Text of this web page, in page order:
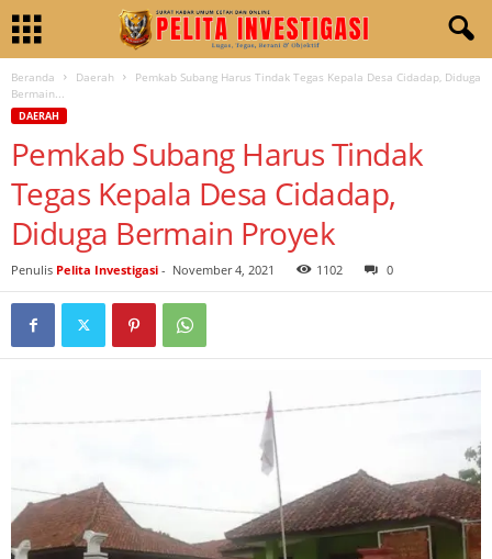
Beranda Daerah
Pemkab Subang Harus Tindak Tegas Kepala Desa Cidadap, Diduga
Bermain...
DAERAH
Pemkab Subang Harus Tindak
Tegas Kepala Desa Cidadap,
Diduga Bermain Proyek
Penulis Pelita Investigasi - November 4, 2021 1102 0